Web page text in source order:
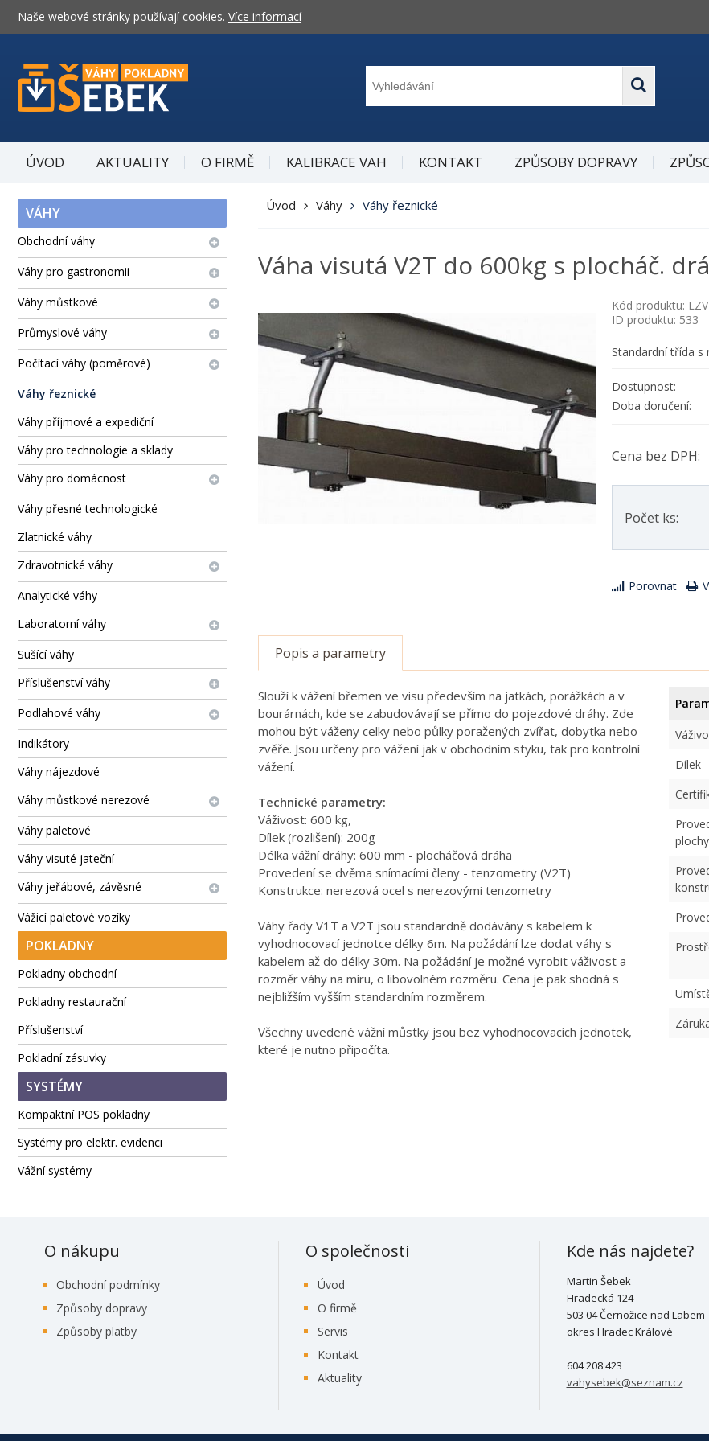
Naše webové stránky používají cookies. Více informací
ÚVOD AKTUALITY O FIRMĚ KALIBRACE VAH KONTAKT ZPŮSOBY DOPRAVY
VÁHY
Obchodní váhy
Váhy pro gastronomii
Váhy můstkové
Průmyslové váhy
Počítací váhy (poměrové)
Váhy řeznické
Váhy příjmové a expediční
Váhy pro technologie a sklady
Váhy pro domácnost
Váhy přesné technologické
Zlatnické váhy
Zdravotnické váhy
Analytické váhy
Laboratorní váhy
Sušící váhy
Příslušenství váhy
Podlahové váhy
Indikátory
Váhy nájezdové
Váhy můstkové nerezové
Váhy paletové
Váhy visuté jateční
Váhy jeřábové, závěsné
Vážicí paletové vozíky
POKLADNY
Pokladny obchodní
Pokladny restaurační
Příslušenství
Pokladní zásuvky
SYSTÉMY
Kompaktní POS pokladny
Systémy pro elektr. evidenci
Vážní systémy
Úvod Váhy Váhy řeznické
Váha visutá V2T do 600kg s plocháč.
Kód produktu:
ID produktu: 533
Standardní třída
Dostupnost:
Doba doručení:
Cena bez DPH:
Počet ks:
Porovnat
Popis a parametry
Slouží k vážení břemen ve visu především na jatkách, porážkách a v
bourárnách, kde se zabudovávají se přímo do pojezdové dráhy. Zde
mohou být váženy celky nebo půlky poražených zvířat, dobytka nebo
zvěře. Jsou určeny pro vážení jak v obchodním styku, tak pro kontrolní
vážení.
Technické parametry:
Váživost: 600 kg,
Dílek (rozlišení): 200g
Délka vážní dráhy: 600 mm - plocháčová dráha
Provedení se dvěma snímacími členy - tenzometry (V2T)
Konstrukce: nerezová ocel s nerezovými tenzometry
Váhy řady V1T a V2T jsou standardně dodávány s kabelem k
vyhodnocovací jednotce délky 6m. Na požádání lze dodat váhy s
kabelem až do délky 30m. Na požádání je možné vyrobit váživost a
rozměr váhy na míru, o libovolném rozměru. Cena je pak shodná s
nejbližším vyšším standardním rozměrem.
Všechny uvedené vážní můstky jsou bez vyhodnocovacích jednotek,
které je nutno připočíta.
Dílek
plochy
O nákupu
Obchodní podmínky
Způsoby dopravy
Způsoby platby
O společnosti
Úvod
O firmě
Servis
Kontakt
Aktuality
Kde nás najdete?
Martin Šebek
Hradecká 124
503 04 Černožice nad Labem
okres Hradec Králové
604 208 423
vahysebek@seznam.cz